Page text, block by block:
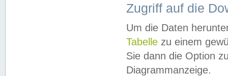
Zugriff auf die
Um die Daten
Tabelle zu einem
Sie dann die Option
Diagrammanzeige.